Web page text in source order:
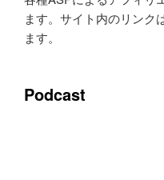
ます。サイト内のリンク
ます。
Podcast